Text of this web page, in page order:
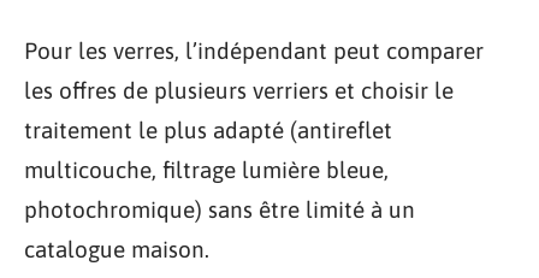
Pour les verres, l’indépendant peut comparer
les offres de plusieurs verriers et choisir le
traitement le plus adapté (antireflet
multicouche, filtrage lumière bleue,
photochromique) sans être limité à un
catalogue maison.